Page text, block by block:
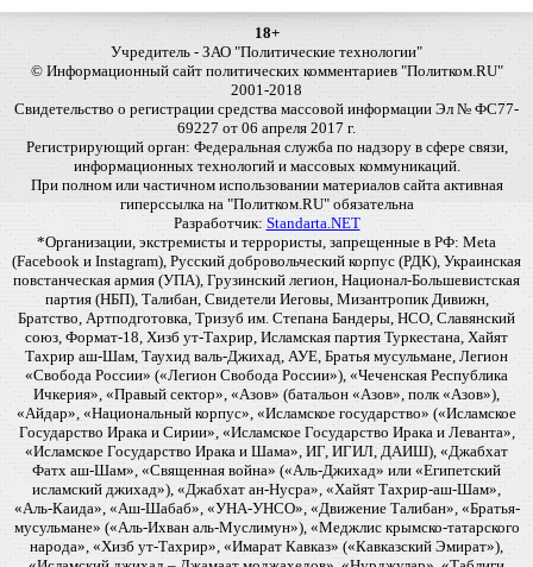
18+
Учредитель - ЗАО "Политические технологии"
© Информационный сайт политических комментариев "Политком.RU"
2001-2018
Свидетельство о регистрации средства массовой информации Эл № ФС77-
69227 от 06 апреля 2017 г.
Регистрирующий орган: Федеральная служба по надзору в сфере связи,
информационных технологий и массовых коммуникаций.
При полном или частичном использовании материалов сайта активная
гиперссылка на "Политком.RU" обязательна
Разработчик: Standarta.NET
*Организации, экстремисты и террористы, запрещенные в РФ: Meta
(Facebook и Instagram), Русский добровольческий корпус (РДК), Украинская
повстанческая армия (УПА), Грузинский легион, Национал-Большевистская
партия (НБП), Талибан, Свидетели Иеговы, Мизантропик Дивижн,
Братство, Артподготовка, Тризуб им. Степана Бандеры, НСО, Славянский
союз, Формат-18, Хизб ут-Тахрир, Исламская партия Туркестана, Хайят
Тахрир аш-Шам, Таухид валь-Джихад, АУЕ, Братья мусульмане, Легион
«Свобода России» («Легион Свобода России»), «Чеченская Республика
Ичкерия», «Правый сектор», «Азов» (батальон «Азов», полк «Азов»),
«Айдар», «Национальный корпус», «Исламское государство» («Исламское
Государство Ирака и Сирии», «Исламское Государство Ирака и Леванта»,
«Исламское Государство Ирака и Шама», ИГ, ИГИЛ, ДАИШ), «Джабхат
Фатх аш-Шам», «Священная война» («Аль-Джихад» или «Египетский
исламский джихад»), «Джабхат ан-Нусра», «Хайят Тахрир-аш-Шам»,
«Аль-Каида», «Аш-Шабаб», «УНА-УНСО», «Движение Талибан», «Братья-
мусульмане» («Аль-Ихван аль-Муслимун»), «Меджлис крымско-татарского
народа», «Хизб ут-Тахрир», «Имарат Кавказ» («Кавказский Эмират»),